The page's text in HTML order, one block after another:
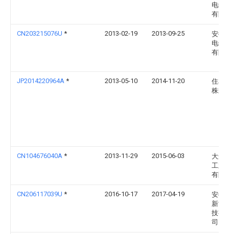
电缆
有限
CN203215076U * 2013-02-19 2013-09-25
安徽
电缆
有限
JP2014220964A * 2013-05-10 2014-11-20
住友
株式
CN104676040A * 2013-11-29 2015-06-03
大连
工业
有限
CN206117039U * 2016-10-17 2017-04-19
安徽
新能
技有
司